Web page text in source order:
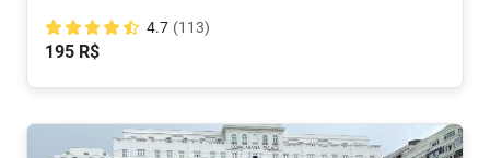
Spaß!
4.7 (113)
195 R$